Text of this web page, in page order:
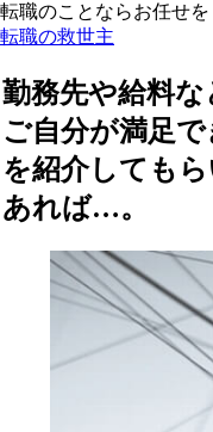
転職のことならお任せを
転職の救世主
勤務先や給料
ご自分が満足
を紹介しても
あれば…。